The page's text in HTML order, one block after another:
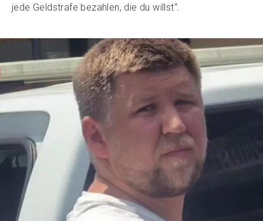
jede Geldstrafe bezahlen, die du willst“.